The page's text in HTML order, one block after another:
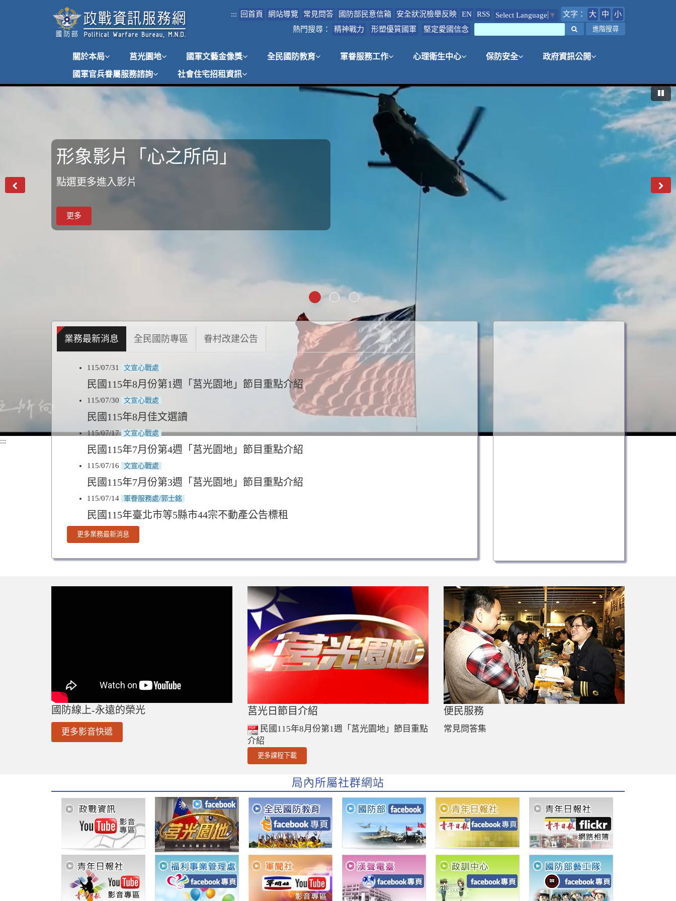
::: 回首頁 網站導覽 常見問答 國防部民意信箱 安全狀況檢舉反映 EN RSS Select Language ▼ 文字： 大 中
小
熱門搜尋：
精神戰力 形塑優質國軍 堅定愛國信念 進階搜尋
關於本局 莒光園地 國軍文藝金像獎 全民國防教育 軍眷服務工作 心理衛生中心 保防安全 政府資訊公開
國軍官兵眷屬服務諮詢 社會住宅招租資訊
暫
形象影片「心之所向」
點選更多進入影片
更多
形象影片「堅持與守護」
影片連結
更多
國軍心理健康照護方案
國軍心理健康照護方案
更多
一
後
一
:::
業務最新消息 全民國防專區 眷村改建公告
115/07/31 文宣心戰處
民國115年8月份第1週「莒光園地」節目重點介紹
115/07/30 文宣心戰處
民國115年8月佳文選讀
115/07/17 文宣心戰處
民國115年7月份第4週「莒光園地」節目重點介紹
115/07/16 文宣心戰處
民國115年7月份第3週「莒光園地」節目重點介紹
115/07/14 軍眷服務處/郭士銘
民國115年臺北市等5縣市44宗不動產公告標租
更多業務最新消息
國防線上-永遠的榮光
更多影音快遞
莒光日節目介紹
民國115年8月份第1週「莒光園地」節目重點
介紹
更多課程下載
便民服務
常見問答集
局內所屬社群網站